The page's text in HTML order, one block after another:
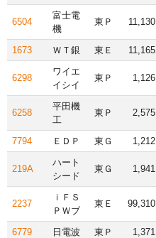
6504
富士電
機
東Ｐ 11,130
1673 ＷＴ銀 東Ｅ 11,165
6298
ワイエ
イシイ
東Ｐ 1,126
6258
平田機
工
東Ｐ 2,575
7794 ＥＤＰ 東Ｇ 1,212
219A
ハート
シード
東Ｇ 1,941
2237
ｉＦＳ
ＰＷブ
東Ｅ 99,310
6779 日電波 東Ｐ 1,371